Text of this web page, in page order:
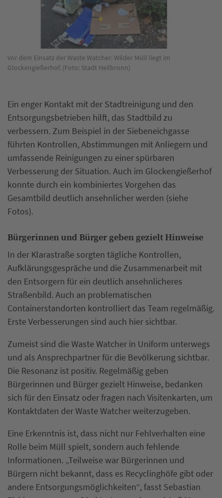
Vor dem Einsatz der Waste Watcher: Wilder Müll liegt im
Glockengießerhof. (Foto: Stadt Heilbronn)
Ein enger Kontakt mit der Stadtreinigung und den
Entsorgungsbetrieben hilft, das Stadtbild zu
verbessern. Zum Beispiel in der Siebeneichgasse
führten Kontrollen, Abstimmungen mit Anliegern und
umfassende Reinigungen zu einer spürbaren
Verbesserung der Situation. Auch im Glockengießerhof
konnte durch ein kombiniertes Vorgehen das
Gesamtbild deutlich ansehnlicher werden (siehe
Fotos).
Bürgerinnen und Bürger geben gezielt Hinweise
In der Klarastraße sorgten tägliche Kontrollen,
Aufklärungsgespräche und die Zusammenarbeit mit
den Entsorgern für ein deutlich ansehnlicheres
Straßenbild. Auch an problematischen
Containerstandorten kontrolliert das Team regelmäßig.
Erste Verbesserungen sind auch hier sichtbar.
Zumeist sind die Waste Watcher in Uniform unterwegs
und als Ansprechpartner für die Bevölkerung sichtbar.
Die Resonanz ist positiv. Regelmäßig geben
Bürgerinnen und Bürger gezielt Hinweise, bedanken
sich für den Einsatz oder fragen nach Visitenkarten, um
Kontaktdaten der Waste Watcher weiterzugeben.
Eine Erkenntnis ist, dass nicht nur Fehlverhalten eine
Rolle beim Müll spielt, sondern auch fehlende
Informationen. „Teilweise war Bürgerinnen und
Bürgern nicht bekannt, dass es Recyclinghöfe gibt oder
andere Entsorgungsmöglichkeiten“, fasst Sebastian